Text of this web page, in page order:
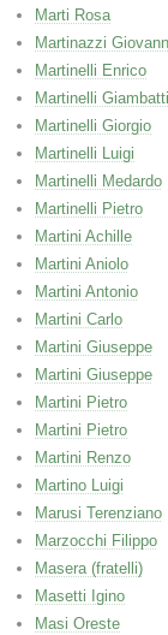
Marti Rosa
Martinazzi
Martinelli Enrico
Martinelli
Martinelli Giorgio
Martinelli Luigi
Martinelli Medardo
Martinelli Pietro
Martini Achille
Martini Aniolo
Martini Antonio
Martini Carlo
Martini Giuseppe
Martini Giuseppe
Martini Pietro
Martini Pietro
Martini Renzo
Martino Luigi
Marusi Terenziano
Marzocchi Filippo
Masera (fratelli)
Masetti Igino
Masi Oreste